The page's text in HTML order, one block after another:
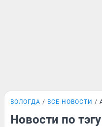
ВОЛОГДА ВСЕ НОВОСТИ
Новости по